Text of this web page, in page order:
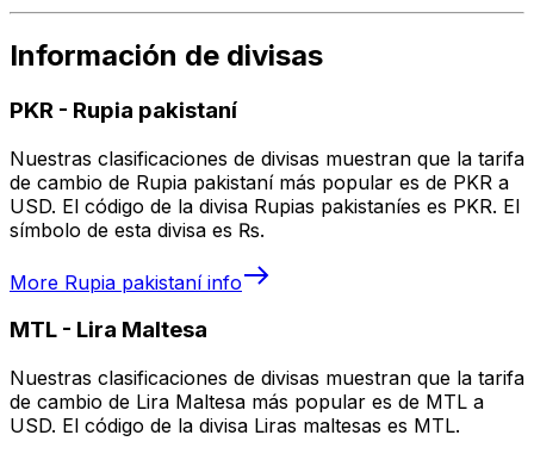
Información de divisas
PKR - Rupia pakistaní
Nuestras clasificaciones de divisas muestran que la tarifa
de cambio de Rupia pakistaní más popular es de PKR a
USD. El código de la divisa Rupias pakistaníes es PKR. El
símbolo de esta divisa es ₨.
More Rupia pakistaníinfo
MTL - Lira Maltesa
Nuestras clasificaciones de divisas muestran que la tarifa
de cambio de Lira Maltesa más popular es de MTL a
USD. El código de la divisa Liras maltesas es MTL.